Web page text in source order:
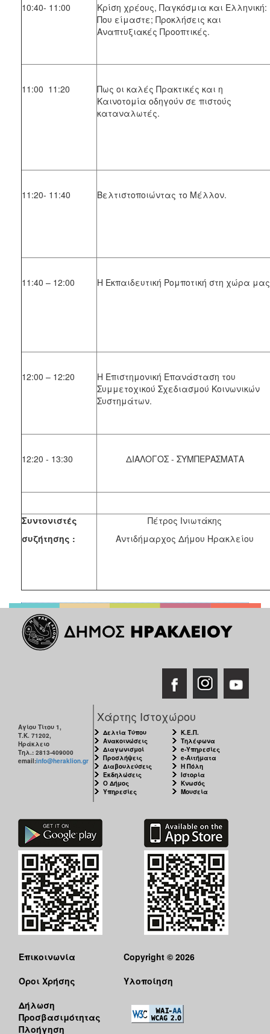
10:40- 11:00
Κρίση χρέους, Παγκόσμια και Ελληνική:
Που είμαστε; Προκλήσεις και
Αναπτυξιακές Προοπτικές.
11:00 11:20
Πως οι καλές Πρακτικές και η
Καινοτομία οδηγούν σε πιστούς
καταναλωτές.
11:20- 11:40 Βελτιστοποιώντας το Μέλλον.
11:40 – 12:00 Η Εκπαιδευτική Ρομποτική στη χώρα
12:00 – 12:20
Η Επιστημονική Επανάσταση του
Συμμετοχικού Σχεδιασμού Κοινωνικών
Συστημάτων.
12:20 - 13:30 ΔΙΑΛΟΓΟΣ - ΣΥΜΠΕΡΑΣΜΑΤΑ
Συντονιστές
συζήτησης :
Πέτρος Ινιωτάκης
Αντιδήμαρχος Δήμου Ηρακλείου
Αγίου Τίτου 1,
Τ.Κ. 71202,
Ηράκλειο
Τηλ.: 2813-409000
email:info@heraklion.gr
Χάρτης Ιστοχώρου
Δελτία Τύπου
Ανακοινώσεις
Διαγωνισμοί
Προσλήψεις
Διαβουλεύσεις
Εκδηλώσεις
Ο Δήμος
Υπηρεσίες
Κ.Ε.Π.
Τηλέφωνα
e-Υπηρεσίες
e-Αιτήματα
Η Πόλη
Ιστορία
Κνωσός
Μουσεία
Επικοινωνία
Όροι Χρήσης
Δήλωση
Προσβασιμότητας
Πλοήγηση
Copyright © 2026
Υλοποίηση